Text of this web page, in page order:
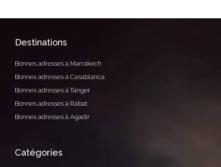
Destinations
Bonnes adresses à Marrakech
Bonnes adresses à Casablanca
Bonnes adresses à Tanger
Bonnes adresses à Rabat
Bonnes adresses à Agadir
Catégories